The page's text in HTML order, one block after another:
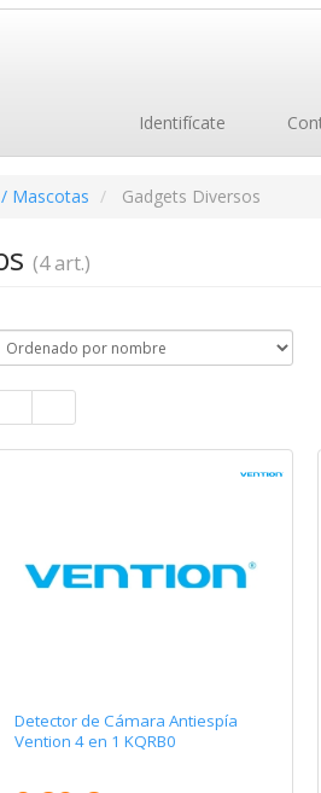
Identifícate
Mascotas Gadgets Diversos
(4 art.)
Detector de Cámara Antiespía
Vention 4 en 1 KQRB0